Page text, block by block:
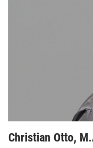
Christian Otto,